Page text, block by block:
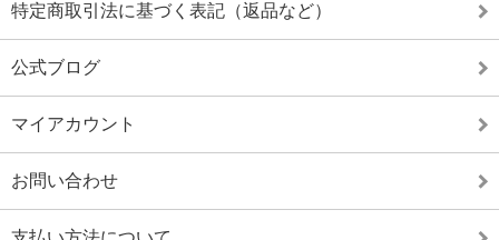
特定商取引法に基づく表記（返品など）
公式ブログ
マイアカウント
お問い合わせ